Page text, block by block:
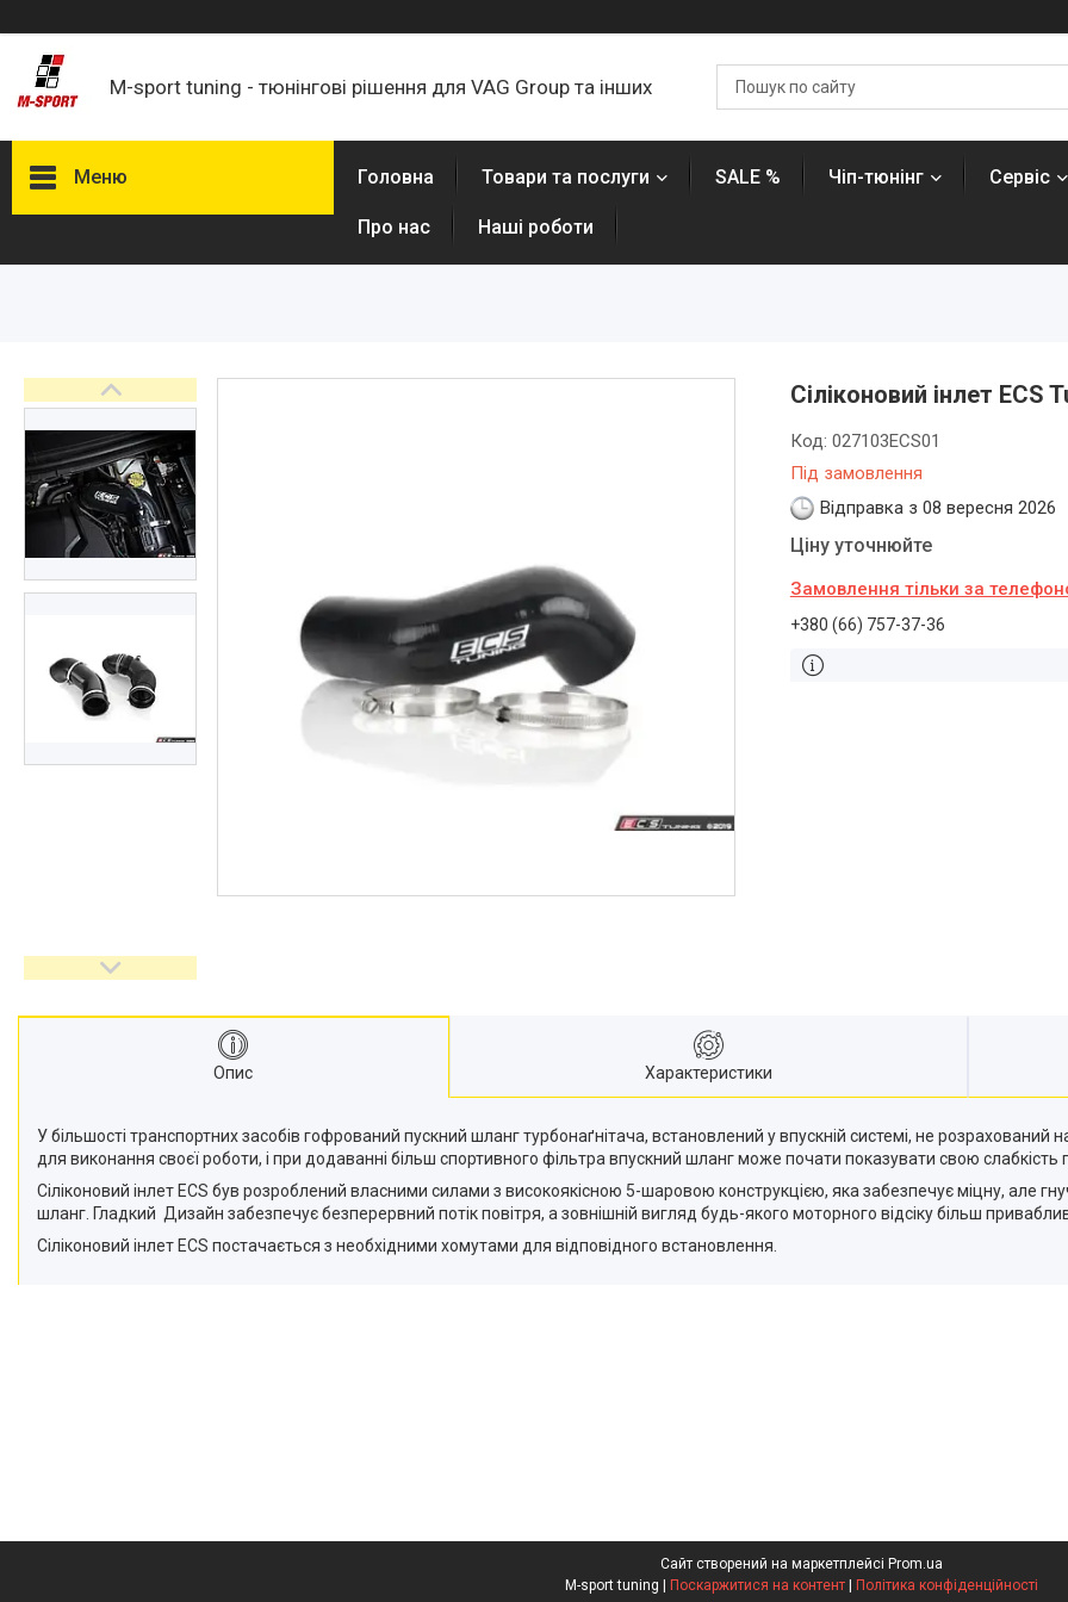
M-sport tuning - тюнінгові рішення для VAG Group та інших
Меню Головна Товари та послуги SALE % Чіп-тюнінг Сервіс
Про нас Наші роботи
Сіліконовий інлет ECS
Під замовлення
Код: 027103ECS01
Відправка з 08 вересня 2026
Ціну уточнюйте
Замовлення тільки за
+380 (66) 757-37-36
Опис Характеристики
У більшості транспортних засобів гофрований пускний шланг турбонаґнітача, встановлений у впускній системі, не
для виконання своєї роботи, і при додаванні більш спортивного фільтра впускний шланг може почати показувати свою
Сіліконовий інлет ECS був розроблений власними силами з високоякісною 5-шаровою конструкцією, яка забезпечує міцну, але
шланг. Гладкий Дизайн забезпечує безперервний потік повітря, а зовнішній вигляд будь-якого моторного відсіку більш
Сіліконовий інлет ECS постачається з необхідними хомутами для відповідного встановлення.
Сайт створений на маркетплейсі Prom.ua
Поскаржитися на контент Політика конфіденційності